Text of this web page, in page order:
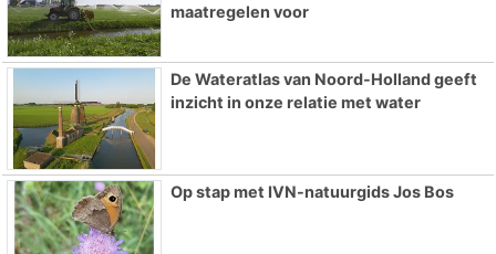
maatregelen voor
De Wateratlas van Noord-Holland geeft
inzicht in onze relatie met water
Op stap met IVN-natuurgids Jos Bos